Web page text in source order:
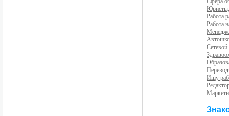
Юристы,
Работа
Работа
Сетевой
Ищу